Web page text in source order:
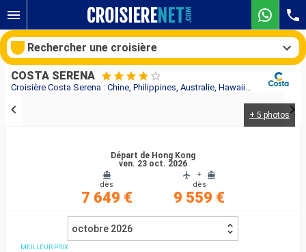
Croisière Costa Serena : Chine, Philippines, Australie, Hawaii, Fiji, Tonga, Polynésie, Chili, Argentine au départ de Hong Kong
COSTA SERENA
+ 5 photos
Départ de Hong Kong
ven. 23 oct. 2026
dès
7 649 €
+
dès
9 559 €
octobre 2026
MEILLEUR PRIX
Rechercher une croisière
Compagnies
Rechercher